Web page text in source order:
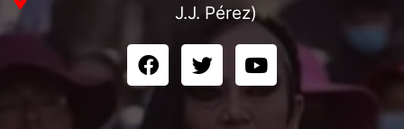
J.J. Pérez)